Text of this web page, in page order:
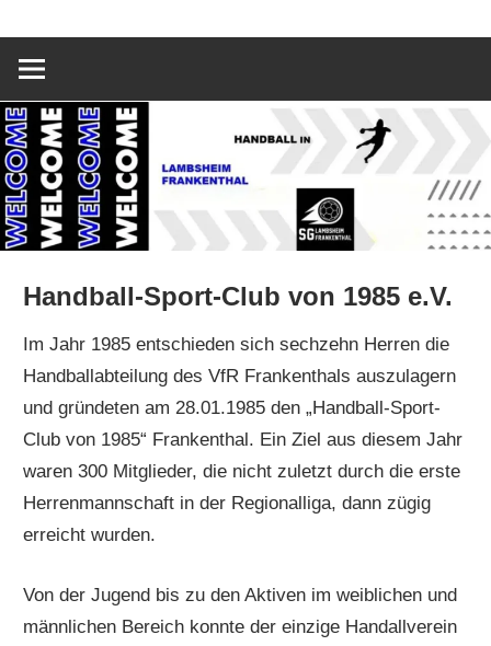
springen
SG
Handball-Sport-Club von 1985 e.V.
Im Jahr 1985 entschieden sich sechzehn Herren die
Handballabteilung des VfR Frankenthals auszulagern
und gründeten am 28.01.1985 den „Handball-Sport-
Club von 1985“ Frankenthal. Ein Ziel aus diesem Jahr
waren 300 Mitglieder, die nicht zuletzt durch die erste
Herrenmannschaft in der Regionalliga, dann zügig
erreicht wurden.
Von der Jugend bis zu den Aktiven im weiblichen und
männlichen Bereich konnte der einzige Handallverein